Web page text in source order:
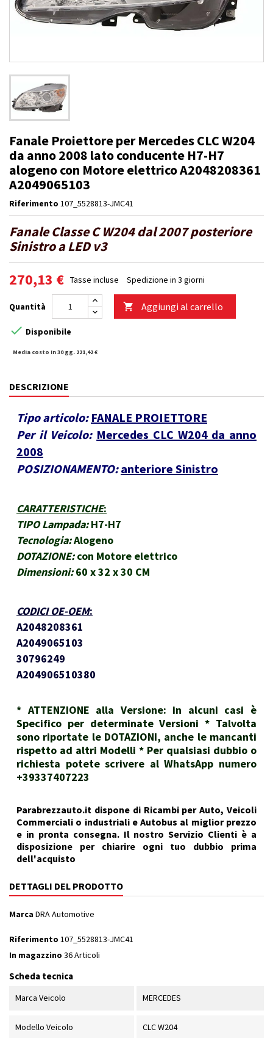
Fanale Proiettore per Mercedes CLC W204
da anno 2008 lato conducente H7-H7
alogeno con Motore elettrico A2048208361
A2049065103
Riferimento 107_5528813-JMC41
Fanale Classe C W204 dal 2007 posteriore
Sinistro a LED v3
270,13 € Tasse incluse Spedizione in 3 giorni
Quantità  Aggiungi al carrello
 Disponibile
Media costo in 30 gg. 221,42 €
DESCRIZIONE
Tipo articolo: FANALE PROIETTORE
Per il Veicolo: Mercedes CLC W204 da anno
2008
POSIZIONAMENTO: anteriore Sinistro
CARATTERISTICHE:
TIPO Lampada: H7-H7
Tecnologia:Alogeno
DOTAZIONE: con Motore elettrico
Dimensioni: 60 x 32 x 30 CM
CODICI OE-OEM:
A2048208361
A2049065103
30796249
A204906510380
* ATTENZIONE alla Versione: in alcuni casi è
Specifico per determinate Versioni * Talvolta
sono riportate le DOTAZIONI, anche le mancanti
rispetto ad altri Modelli * Per qualsiasi dubbio o
richiesta potete scrivere al WhatsApp numero
+39337407223
Parabrezzauto.it dispone di Ricambi per Auto, Veicoli
Commerciali o industriali e Autobus al miglior prezzo
e in pronta consegna. Il nostro Servizio Clienti è a
disposizione per chiarire ogni tuo dubbio prima
dell'acquisto
DETTAGLI DEL PRODOTTO
Marca DRA Automotive
Riferimento 107_5528813-JMC41
In magazzino 36 Articoli
Scheda tecnica
Marca Veicolo MERCEDES
Modello Veicolo CLC W204